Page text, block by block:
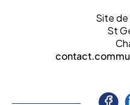
Site
St